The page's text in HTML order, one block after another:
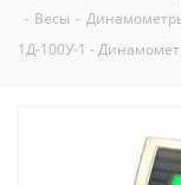
- Весы -
1Д-100У-1 -